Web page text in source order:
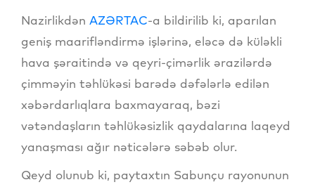
Nazirlikdən AZƏRTAC-a bildirilib ki, aparılan
geniş maarifləndirmə işlərinə, eləcə də küləkli
hava şəraitində və qeyri-çimərlik ərazilərdə
çimməyin təhlükəsi barədə dəfələrlə edilən
xəbərdarlıqlara baxmayaraq, bəzi
vətəndaşların təhlükəsizlik qaydalarına laqeyd
yanaşması ağır nəticələrə səbəb olur.
Qeyd olunub ki, paytaxtın Sabunçu rayonunun